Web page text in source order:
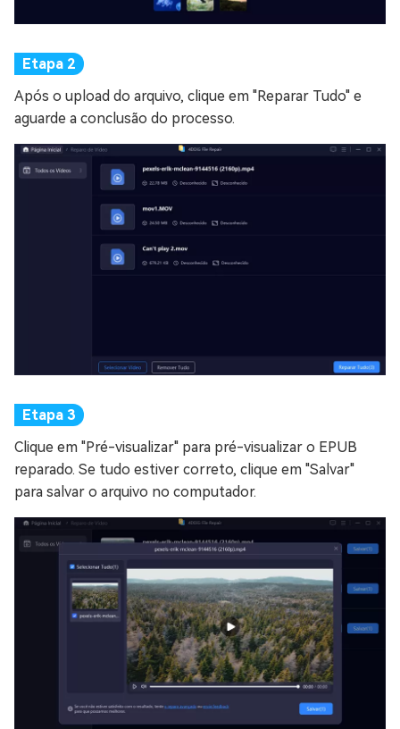
Após o upload do arquivo, clique em "Reparar Tudo" e
aguarde a conclusão do processo.
Clique em "Pré-visualizar" para pré-visualizar o EPUB
reparado. Se tudo estiver correto, clique em "Salvar"
para salvar o arquivo no computador.